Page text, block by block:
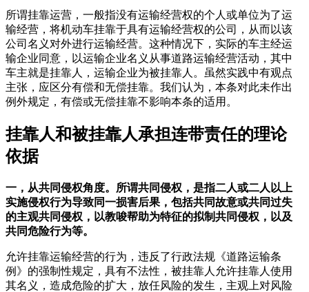
所谓挂靠运营，一般指没有运输经营权的个人或单位为了运
输经营，将机动车挂靠于具有运输经营权的公司，从而以该
公司名义对外进行运输经营。这种情况下，实际的车主经运
输企业同意，以运输企业名义从事道路运输经营活动，其中
车主就是挂靠人，运输企业为被挂靠人。虽然实践中有观点
主张，应区分有偿和无偿挂靠。我们认为，本条对此未作出
例外规定，有偿或无偿挂靠不影响本条的适用。
挂靠人和被挂靠人承担连带责任的理论
依据
一，从共同侵权角度。所谓共同侵权，是指二人或二人以上
实施侵权行为导致同一损害后果，包括共同故意或共同过失
的主观共同侵权，以教唆帮助为特征的拟制共同侵权，以及
共同危险行为等。
允许挂靠运输经营的行为，违反了行政法规《道路运输条
例》的强制性规定，具有不法性，被挂靠人允许挂靠人使用
其名义，造成危险的扩大，放任风险的发生，主观上对风险